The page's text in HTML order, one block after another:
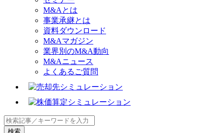
M&Aとは
事業承継とは
資料ダウンロード
M&Aマガジン
業界別のM&A動向
M&Aニュース
よくあるご質問